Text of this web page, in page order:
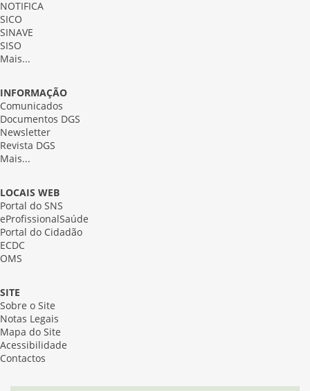
NOTIFICA
SICO
SINAVE
SISO
Mais...
INFORMAÇÃO
Comunicados
Documentos DGS
Newsletter
Revista DGS
Mais...
LOCAIS WEB
Portal do SNS
eProfissionalSaúde
Portal do Cidadão
ECDC
OMS
SITE
Sobre o Site
Notas Legais
Mapa do Site
Acessibilidade
Contactos